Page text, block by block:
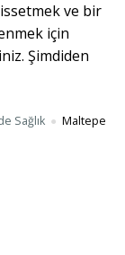
ve bir
için
Şimdiden
Sağlık
Maltepe